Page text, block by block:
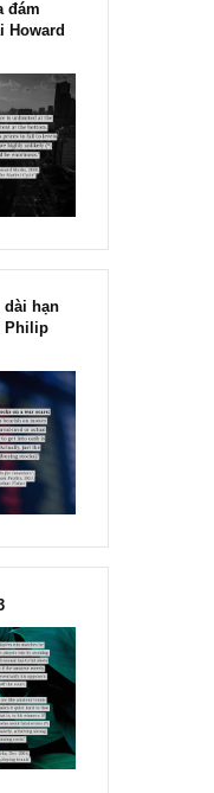
của đám
Howard
dài hạn
Philip
83